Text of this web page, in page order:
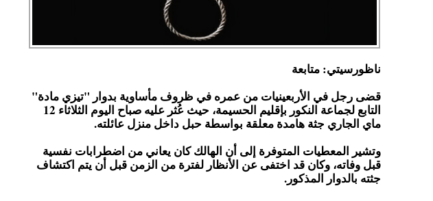
ناظورسيتي: متابعة
قضى رجل في الأربعينيات من عمره في ظروف مأساوية بدوار "تيزي مادة"
التابع لجماعة النكور بإقليم الحسيمة، حيث عُثر عليه صباح اليوم الثلاثاء 12
ماي الجاري جثة هامدة معلقة بواسطة حبل داخل منزل عائلته.
وتشير المعطيات المتوفرة إلى أن الهالك كان يعاني من اضطرابات نفسية
قبل وفاته، وكان قد اختفى عن الأنظار لفترة من الزمن قبل أن يتم اكتشاف
جثته بالدوار المذكور.